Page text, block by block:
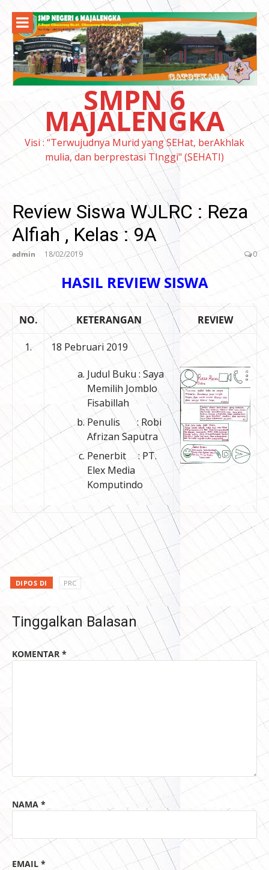
konten
SMPN 6
MAJALENGKA
Visi : “Terwujudnya Murid yang SEHat, berAkhlak
mulia, dan berprestasi TInggi" (SEHATI)
Review Siswa WJLRC : Reza
Alfiah , Kelas : 9A
admin 18/02/2019 0
HASIL REVIEW SISWA
NO. KETERANGAN REVIEW
1. 18 Pebruari 2019
Judul Buku : Saya
Memilih Jomblo
Fisabillah
Penulis : Robi
Afrizan Saputra
Penerbit : PT.
Elex Media
Komputindo
DIPOS DI PRC
Tinggalkan Balasan
KOMENTAR *
NAMA *
EMAIL *